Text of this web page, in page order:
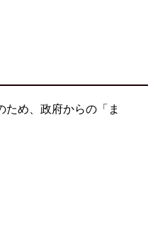
め、政府からの「ま